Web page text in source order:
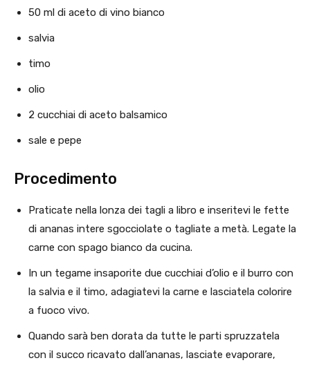
50 ml di aceto di vino bianco
salvia
timo
olio
2 cucchiai di aceto balsamico
sale e pepe
Procedimento
Praticate nella lonza dei tagli a libro e inseritevi le fette
di ananas intere sgocciolate o tagliate a metà. Legate la
carne con spago bianco da cucina.
In un tegame insaporite due cucchiai d’olio e il burro con
la salvia e il timo, adagiatevi la carne e lasciatela colorire
a fuoco vivo.
Quando sarà ben dorata da tutte le parti spruzzatela
con il succo ricavato dall’ananas, lasciate evaporare,